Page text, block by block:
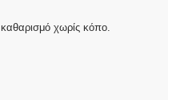
καθαρισμό χωρίς κόπο.